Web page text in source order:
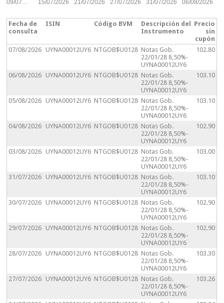
09/07… 15/07/2026 21/07/2026 27/07/2026 31/07/2026 06/08/2026
Fecha de
consulta
ISIN Código BVM
Descripción del
Instrumento
Precio
sin
cupón
07/08/2026 UYNA00012UY6 NTGOB$U0128 Notas Gob.
22/01/28 8,50%-
UYNA00012UY6
102.80
06/08/2026 UYNA00012UY6 NTGOB$U0128 Notas Gob.
22/01/28 8,50%-
UYNA00012UY6
103.10
05/08/2026 UYNA00012UY6 NTGOB$U0128 Notas Gob.
22/01/28 8,50%-
UYNA00012UY6
103.10
04/08/2026 UYNA00012UY6 NTGOB$U0128 Notas Gob.
22/01/28 8,50%-
UYNA00012UY6
102.90
03/08/2026 UYNA00012UY6 NTGOB$U0128 Notas Gob.
22/01/28 8,50%-
UYNA00012UY6
103.00
31/07/2026 UYNA00012UY6 NTGOB$U0128 Notas Gob.
22/01/28 8,50%-
UYNA00012UY6
103.10
30/07/2026 UYNA00012UY6 NTGOB$U0128 Notas Gob.
22/01/28 8,50%-
UYNA00012UY6
102.90
29/07/2026 UYNA00012UY6 NTGOB$U0128 Notas Gob.
22/01/28 8,50%-
UYNA00012UY6
102.90
28/07/2026 UYNA00012UY6 NTGOB$U0128 Notas Gob.
22/01/28 8,50%-
UYNA00012UY6
103.30
27/07/2026 UYNA00012UY6 NTGOB$U0128 Notas Gob.
22/01/28 8,50%-
UYNA00012UY6
103.26